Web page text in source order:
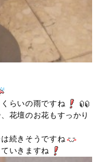
らいの雨ですね
花壇のお花もすっかり
続きそうですね
いきますね